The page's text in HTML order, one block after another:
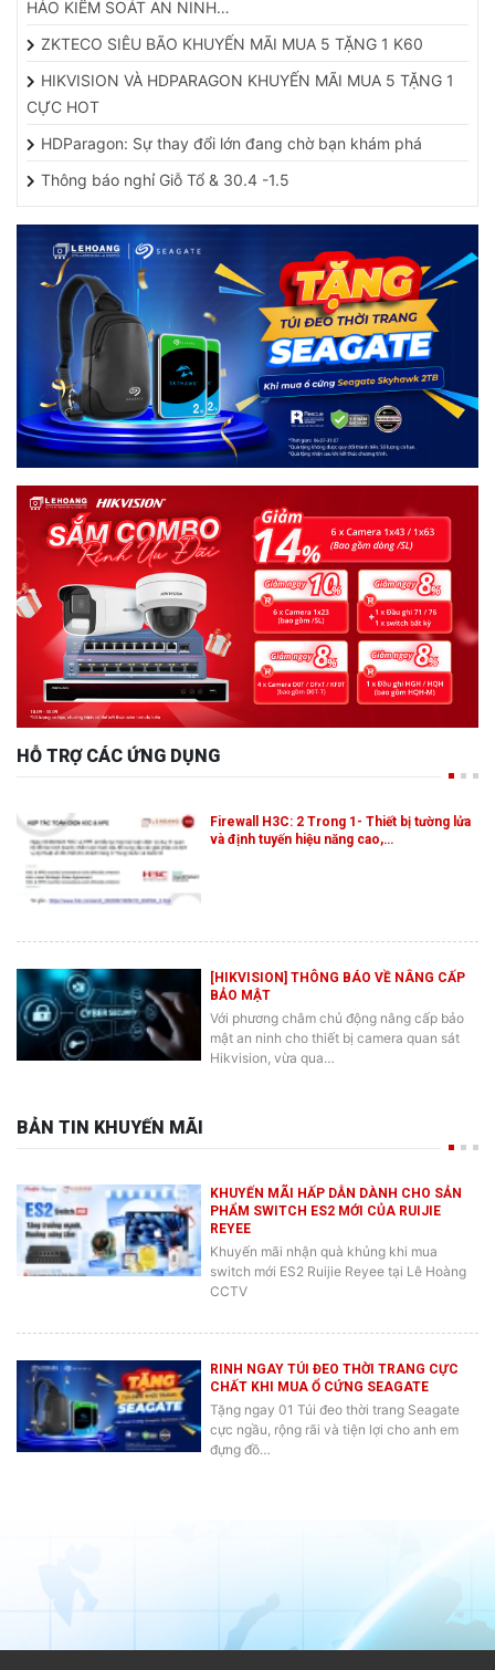
ZKTECO SIÊU BÃO KHUYẾN MÃI MUA 5 TẶNG 1 K60
HIKVISION VÀ HDPARAGON KHUYẾN MÃI MUA 5 TẶNG 1
CỰC HOT
HDParagon: Sự thay đổi lớn đang chờ bạn khám phá
Thông báo nghỉ Giỗ Tổ & 30.4 -1.5
HỖ TRỢ CÁC ỨNG DỤNG
và định tuyến hiệu năng cao,…
BẢO MẬT
Với phương châm chủ động nâng cấp bảo
mật an ninh cho thiết bị camera quan sát
Hikvision, vừa qua…
BẢN TIN KHUYẾN MÃI
PHẨM SWITCH ES2 MỚI CỦA RUIJIE
REYEE
Khuyến mãi nhận quà khủng khi mua
switch mới ES2 Ruijie Reyee tại Lê Hoàng
CCTV
CHẤT KHI MUA Ổ CỨNG SEAGATE
Tặng ngay 01 Túi đeo thời trang Seagate
cực ngầu, rộng rãi và tiện lợi cho anh em
đựng đồ…